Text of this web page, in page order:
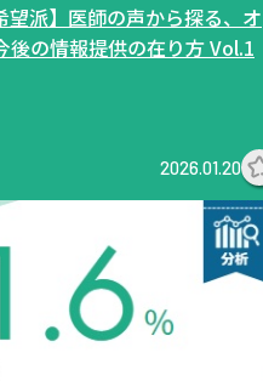
望派】医師の声から探る、オ
後の情報提供の在り方 Vol.1
2026.01.20